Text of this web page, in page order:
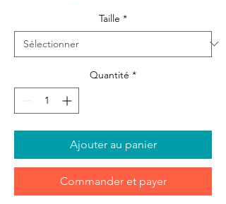
Taille *
Quantité *
Ajouter au panier
Commander et payer